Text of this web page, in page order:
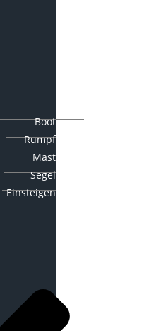
Boot
Rumpf
Mast
Segel
Einsteigen